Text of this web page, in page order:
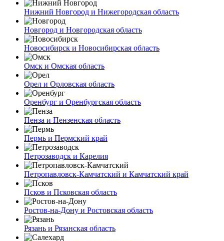
Нижний Новгород и Нижегородская область
Новгород и Новгородская область
Новосибирск и Новосибирская область
Омск и Омская область
Орел и Орловская область
Оренбург и Оренбургская область
Пенза и Пензенская область
Пермь и Пермский край
Петрозаводск и Карелия
Петропавловск-Камчатский и Камчатский край
Псков и Псковская область
Ростов-на-Дону и Ростовская область
Рязань и Рязанская область